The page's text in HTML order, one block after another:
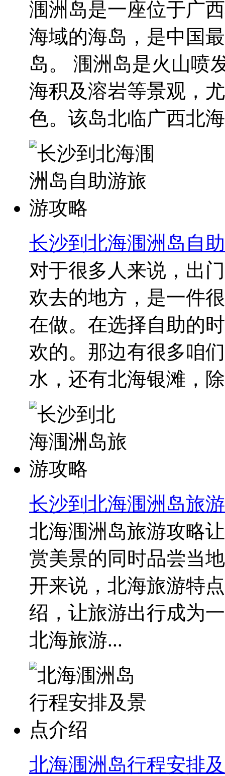
涠洲岛是一座位于广
海域的海岛，是中国
岛。 涠洲岛是火山喷
海积及溶岩等景观，
色。该岛北临广西北
长沙到北海涠洲岛自
对于很多人来说，出
欢去的地方，是一件
在做。在选择自助的
欢的。那边有很多咱
水，还有北海银滩，
长沙到北海涠洲岛旅
北海涠洲岛旅游攻略
赏美景的同时品尝当
开来说，北海旅游特
绍，让旅游出行成为
北海旅游...
北海涠洲岛行程安排